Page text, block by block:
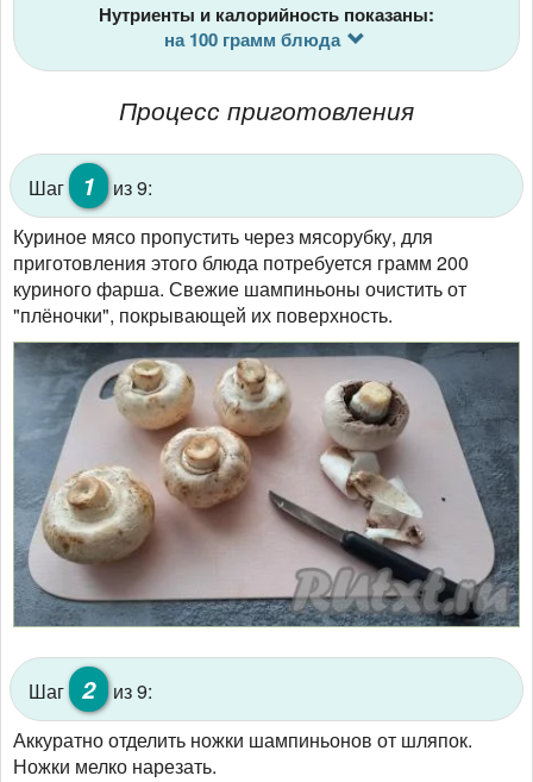
Нутриенты и калорийность показаны:
на 100 грамм блюда
Процесс приготовления
Шаг 1
из 9:
Куриное мясо пропустить через мясорубку, для
приготовления этого блюда потребуется грамм 200
куриного фарша. Свежие шампиньоны очистить от
"плёночки", покрывающей их поверхность.
Шаг 2
из 9:
Аккуратно отделить ножки шампиньонов от шляпок.
Ножки мелко нарезать.